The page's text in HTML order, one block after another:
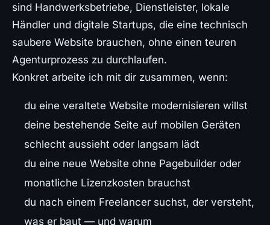
sind Handwerksbetriebe, Dienstleister, lokale
Händler und digitale Startups, die eine technisch
saubere Website brauchen, ohne einen teuren
Agenturprozess zu durchlaufen.
Konkret arbeite ich mit dir zusammen, wenn:
du eine veraltete Website modernisieren willst
deine bestehende Seite auf mobilen Geräten
schlecht aussieht oder langsam lädt
du eine neue Website ohne Pagebuilder oder
monatliche Lizenzkosten brauchst
du nach einem Freelancer suchst, der versteht,
was er baut — und warum